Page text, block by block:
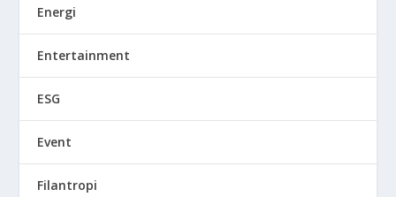
Energi
Entertainment
ESG
Event
Filantropi